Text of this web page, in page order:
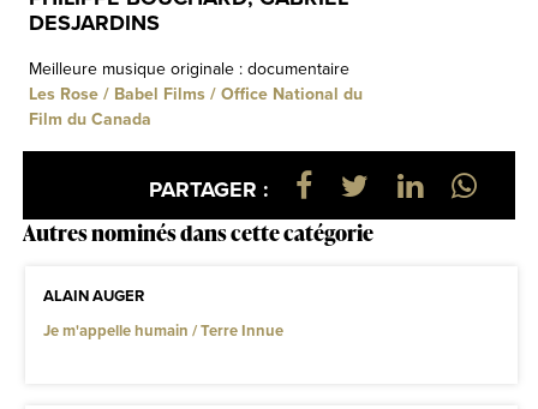
DESJARDINS
Meilleure musique originale : documentaire
Les Rose / Babel Films / Office National du
Film du Canada
PARTAGER :
Autres nominés dans cette catégorie
ALAIN AUGER
Je m'appelle humain / Terre Innue